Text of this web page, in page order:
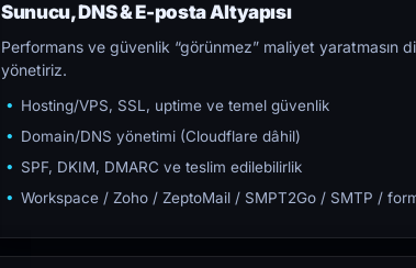
Sunucu, DNS & E-posta Altyapısı
Performans ve güvenlik “görünmez” maliyet yaratmasın
yönetiriz.
Hosting/VPS, SSL, uptime ve temel güvenlik
Domain/DNS yönetimi (Cloudflare dâhil)
SPF, DKIM, DMARC ve teslim edilebilirlik
Workspace / Zoho / ZeptoMail / SMPT2Go / SMTP /